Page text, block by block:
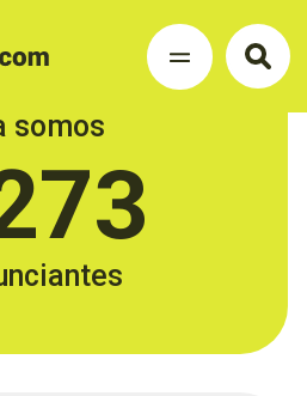
somos